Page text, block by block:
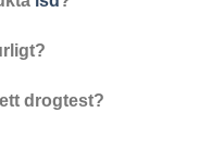
drogtest?